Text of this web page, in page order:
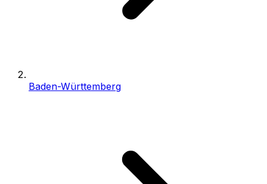
Baden-Württemberg